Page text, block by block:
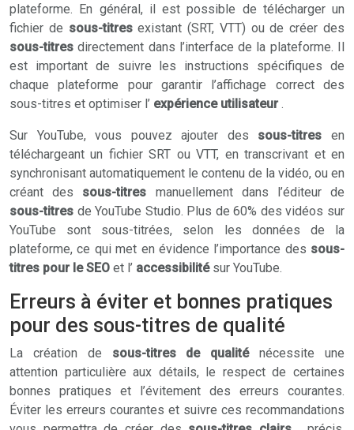
plateforme. En général, il est possible de télécharger un
fichier de sous-titresexistant (SRT, VTT) ou de créer des
sous-titresdirectement dans l’interface de la plateforme. Il
est important de suivre les instructions spécifiques de
chaque plateforme pour garantir l’affichage correct des
sous-titres et optimiser l’ expérience utilisateur.
Sur YouTube, vous pouvez ajouter des sous-titresen
téléchargeant un fichier SRT ou VTT, en transcrivant et en
synchronisant automatiquement le contenu de la vidéo, ou en
créant des sous-titres manuellement dans l’éditeur de
sous-titres de YouTube Studio. Plus de 60% des vidéos sur
YouTube sont sous-titrées, selon les données de la
plateforme, ce qui met en évidence l’importance des sous-
titres pour le SEO et l’ accessibilité sur YouTube.
Erreurs à éviter et bonnes pratiques
pour des sous-titres de qualité
La création de sous-titres de qualiténécessite une
attention particulière aux détails, le respect de certaines
bonnes pratiques et l’évitement des erreurs courantes.
Éviter les erreurs courantes et suivre ces recommandations